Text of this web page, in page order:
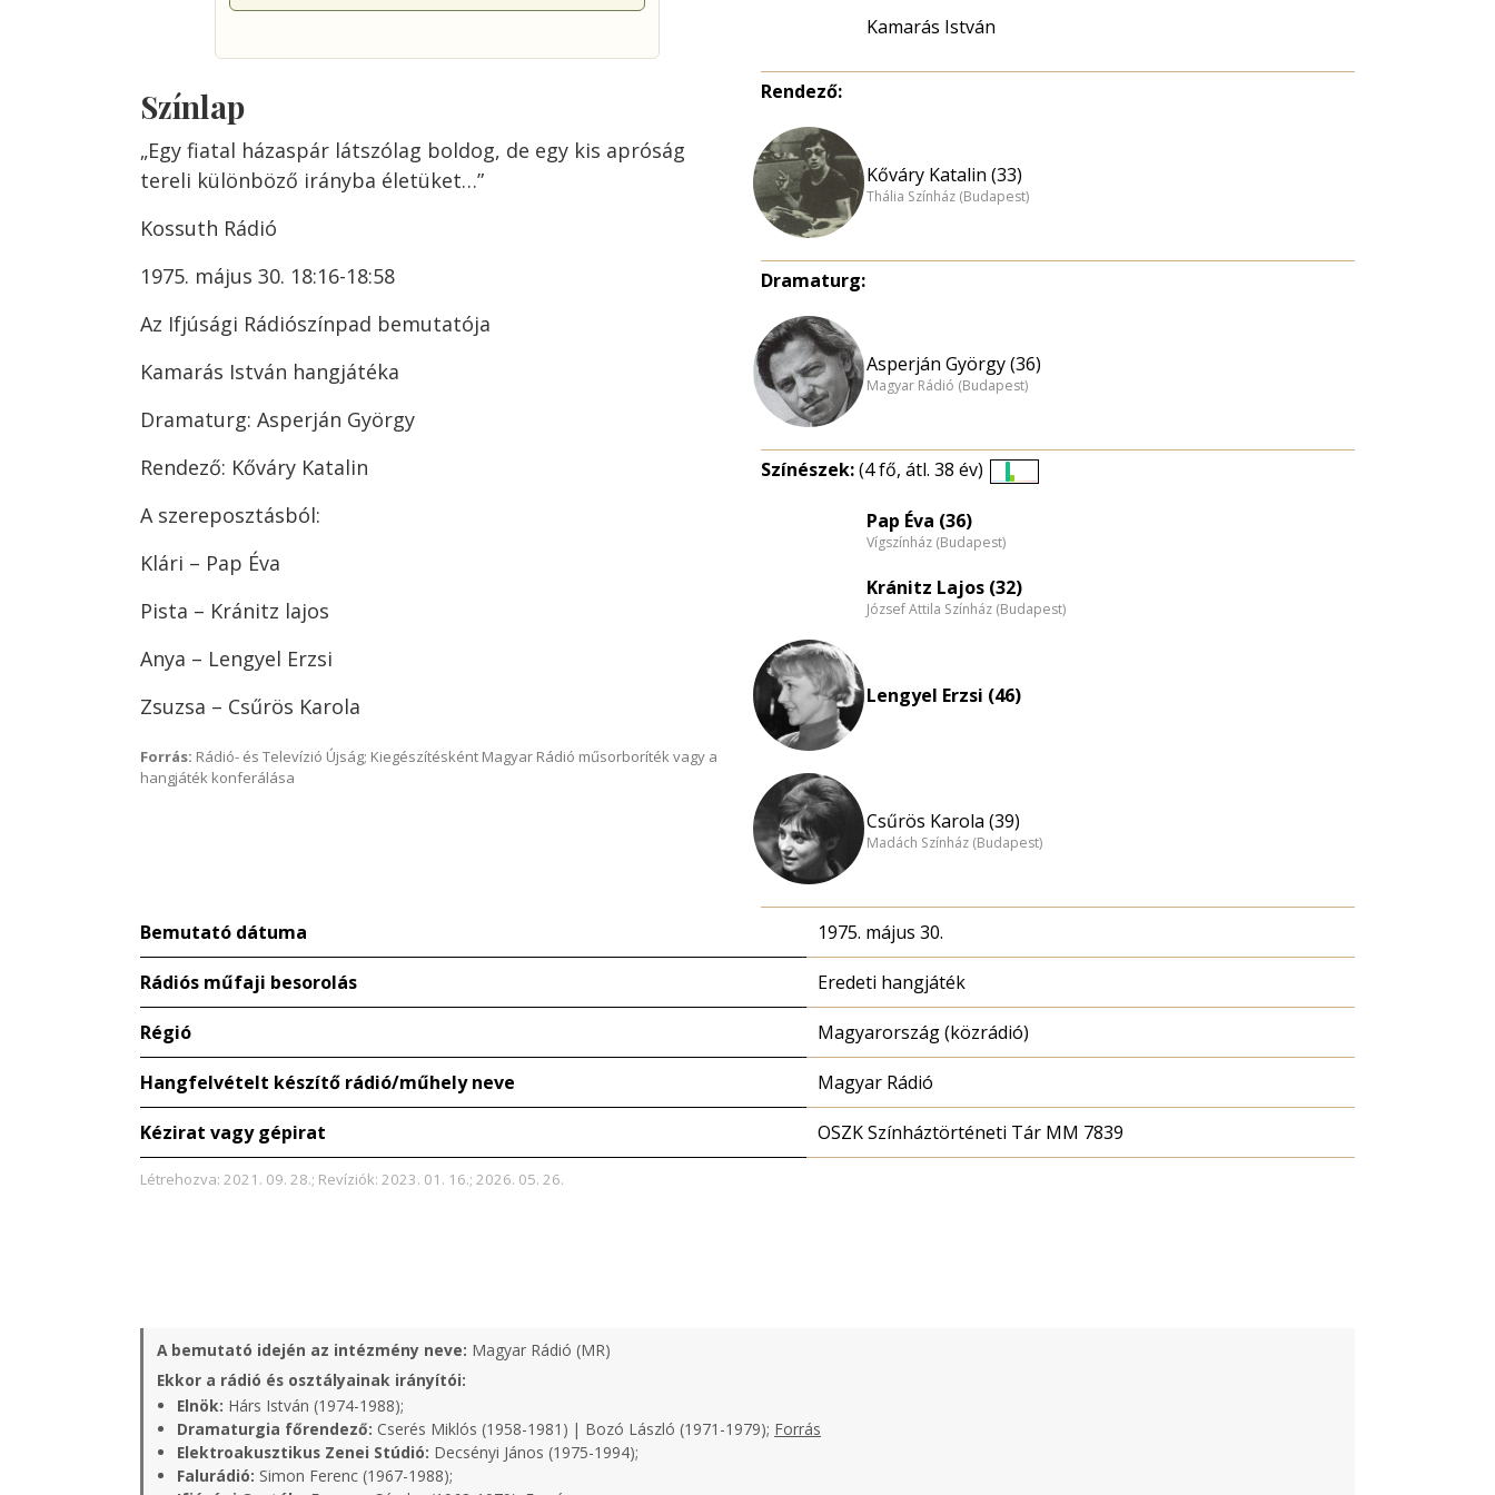
Színlap
„Egy fiatal házaspár látszólag boldog, de egy kis apróság
tereli különböző irányba életüket…”
Kossuth Rádió
1975. május 30. 18:16-18:58
Az Ifjúsági Rádiószínpad bemutatója
Kamarás István hangjátéka
Dramaturg: Asperján György
Rendező: Kőváry Katalin
A szereposztásból:
Klári – Pap Éva
Pista – Kránitz lajos
Anya – Lengyel Erzsi
Zsuzsa – Csűrös Karola
Forrás: Rádió- és Televízió Újság; Kiegészítésként Magyar Rádió műsorboríték vagy a
hangjáték konferálása
Kamarás István
Rendező:
Kőváry Katalin (33)
Thália Színház (Budapest)
Dramaturg:
Asperján György (36)
Magyar Rádió (Budapest)
Színészek:(4 fő, átl. 38 év)
Pap Éva (36)
Vígszínház (Budapest)
Kránitz Lajos (32)
József Attila Színház (Budapest)
Lengyel Erzsi (46)
Csűrös Karola (39)
Madách Színház (Budapest)
Bemutató dátuma 1975. május 30.
Rádiós műfaji besorolás Eredeti hangjáték
Régió Magyarország (közrádió)
Hangfelvételt készítő rádió/műhely neve Magyar Rádió
Kézirat vagy gépirat OSZK Színháztörténeti Tár MM 7839
Létrehozva: 2021. 09. 28.; Revíziók: 2023. 01. 16.; 2026. 05. 26.
A bemutató idején az intézmény neve: Magyar Rádió (MR)
Ekkor a rádió és osztályainak irányítói:
Elnök: Hárs István (1974-1988);
Dramaturgia főrendező: Cserés Miklós (1958-1981) | Bozó László (1971-1979); Forrás
Elektroakusztikus Zenei Stúdió: Decsényi János (1975-1994);
Falurádió: Simon Ferenc (1967-1988);